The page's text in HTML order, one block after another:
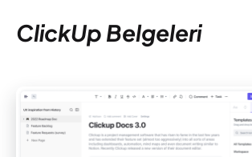
ClickUp Belgeleri